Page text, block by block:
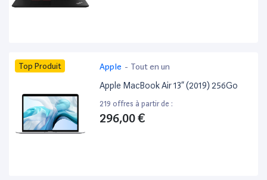
Top Produit Apple - Tout en un
Apple MacBook Air 13” (2019) 256Go
219 offres à partir de :
296,00 €